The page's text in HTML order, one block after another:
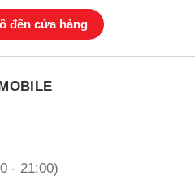
S26bản 12GB RAM + 256GB với
cảm giác Samsung đang quay
Galaxy S tiêu chuẩn: gọn gàng,
đến cửa hàng
- 21:00)